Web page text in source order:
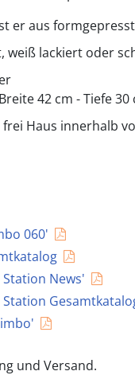
er aus
weiß lackiert oder
42 cm - Tiefe
Haus innerhalb
060'
News'
und Versand.